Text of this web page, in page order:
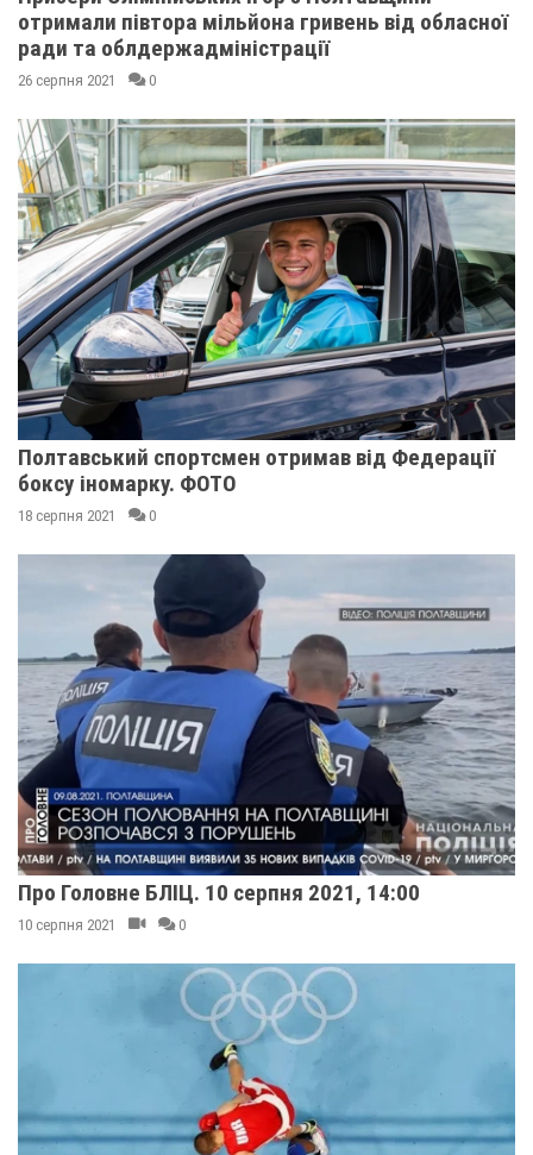
отримали півтора мільйона гривень від обласної
ради та облдержадміністрації
26 серпня 2021 0
Полтавський спортсмен отримав від Федерації
боксу іномарку. ФОТО
18 серпня 2021 0
Про Головне БЛІЦ. 10 серпня 2021, 14:00
10 серпня 2021 0